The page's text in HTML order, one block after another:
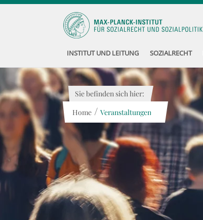
INSTITUT UND LEITUNG SOZIALRECHT
Sie befinden sich hier:
Home / Veranstaltungen